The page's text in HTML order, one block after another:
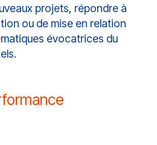
projets, répondre à
ou de mise en relation
évocatrices du